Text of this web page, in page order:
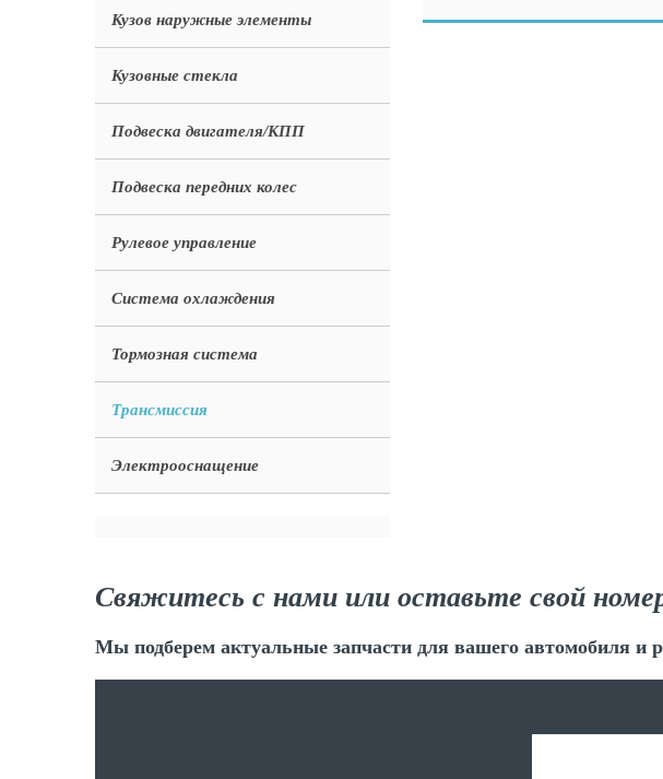
Кузов наружные элементы
Кузовные стекла
Подвеска двигателя/КПП
Подвеска передних колес
Рулевое управление
Система охлаждения
Тормозная система
Трансмиссия
Электрооснащение
Свяжитесь с нами или оставьте свой
Мы подберем актуальные запчасти для вашего автомобиля и